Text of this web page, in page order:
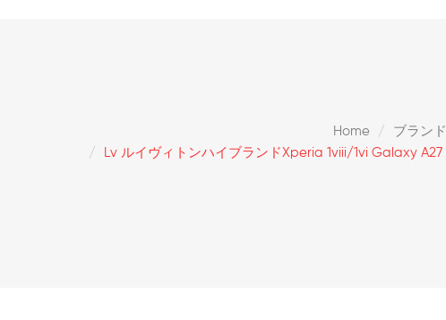
Home ブラン
Lv ルイヴィトンハイブランドxperia 1viii/1vi Galaxy